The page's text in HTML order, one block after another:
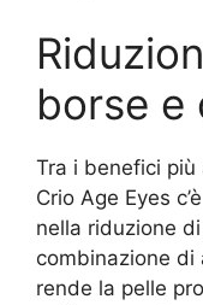
borse e
Tra i benefici
Crio Age Eyes
nella riduzione
combinazione
rende la pelle